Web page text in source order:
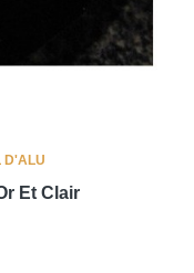
D'ALU
Et Clair